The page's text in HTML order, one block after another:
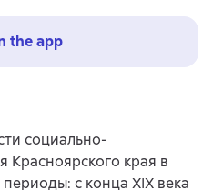
the app
социально-
Красноярского края в
с конца XIX века